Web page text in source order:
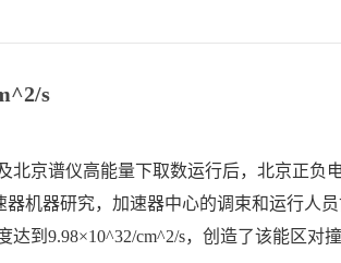
s
北京谱仪高能量下取数运行后，北京正负
器机器研究，加速器中心的调束和运行人
到9.98×10^32/cm^2/s，创造了该能区对